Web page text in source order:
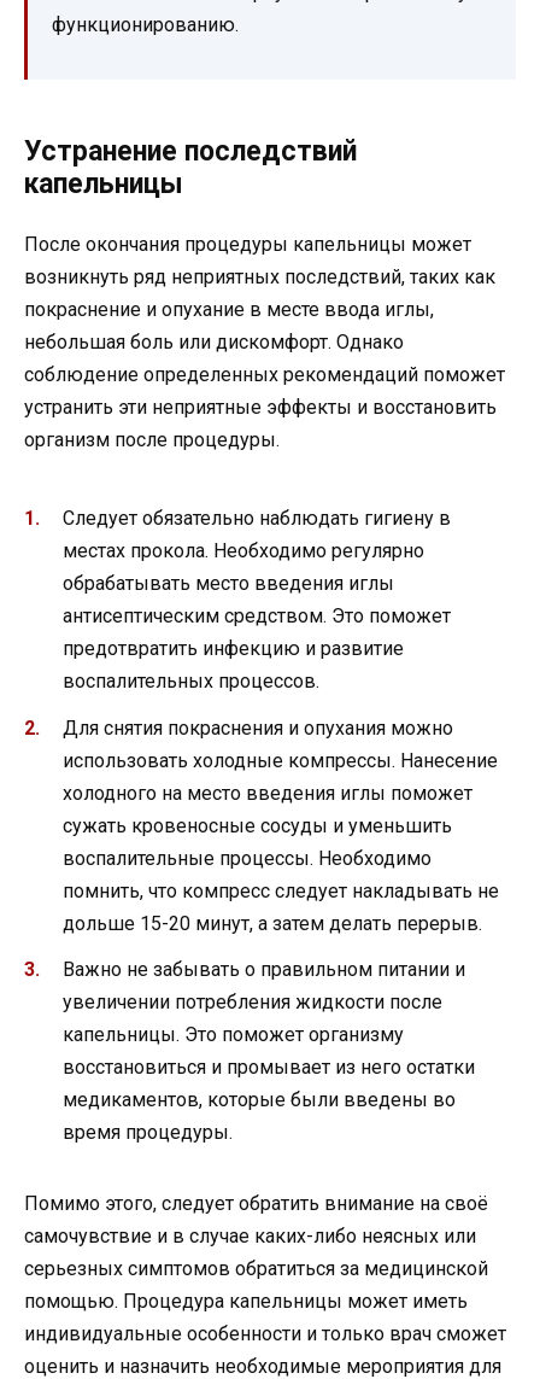
функционированию.
Устранение последствий
капельницы
После окончания процедуры капельницы может
возникнуть ряд неприятных последствий, таких как
покраснение и опухание в месте ввода иглы,
небольшая боль или дискомфорт. Однако
соблюдение определенных рекомендаций поможет
устранить эти неприятные эффекты и восстановить
организм после процедуры.
Следует обязательно наблюдать гигиену в
местах прокола. Необходимо регулярно
обрабатывать место введения иглы
антисептическим средством. Это поможет
предотвратить инфекцию и развитие
воспалительных процессов.
Для снятия покраснения и опухания можно
использовать холодные компрессы. Нанесение
холодного на место введения иглы поможет
сужать кровеносные сосуды и уменьшить
воспалительные процессы. Необходимо
помнить, что компресс следует накладывать не
дольше 15-20 минут, а затем делать перерыв.
Важно не забывать о правильном питании и
увеличении потребления жидкости после
капельницы. Это поможет организму
восстановиться и промывает из него остатки
медикаментов, которые были введены во
время процедуры.
Помимо этого, следует обратить внимание на своё
самочувствие и в случае каких-либо неясных или
серьезных симптомов обратиться за медицинской
помощью. Процедура капельницы может иметь
индивидуальные особенности и только врач сможет
оценить и назначить необходимые мероприятия для